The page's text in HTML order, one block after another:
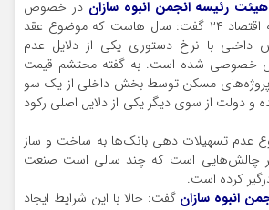
رئیسه انجمن انبوه سازان در خصوص
وضعیت بازار مسکن به اقتصاد ۲۴ گفت: سال هاست که موضوع عقد
داخلی با نرخ دستوری یکی از دلایل عدم
خصوصی شده است. به گفته محتشم قیمت
پروژه‌های مسکن توسط بخش داخلی از یک سو
و دولت از سوی دیگر یکی از دلایل اصلی رکود
عدم تسهیلات دهی بانک‌ها به ساخت و ساز
چالش‌هایی است که چند سالی است صنعت
کرده است.
انبوه سازان گفت: حالا با این شرایط ایجاد